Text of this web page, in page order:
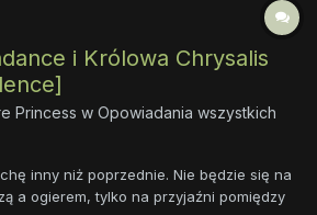
i Królowa Chrysalis
Princess w Opowiadania wszystkich
inny niż poprzednie. Nie będzie się na
a ogierem, tylko na przyjaźni pomiędzy